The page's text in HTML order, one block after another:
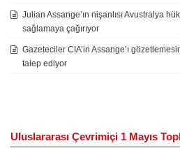
Julian Assange’ın nişanlısı Avustralya
sağlamaya çağırıyor
Gazeteciler CIA’in Assange’ı
talep ediyor
Uluslararası Çevrimiçi 1 Mayıs